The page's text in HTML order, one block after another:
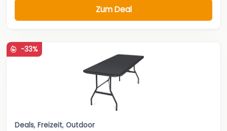
Zum Deal
-33%
Deals, Freizeit, Outdoor